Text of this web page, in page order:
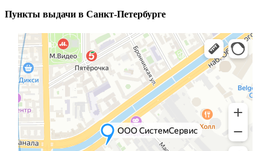
Пункты выдачи в Санкт-Петербурге